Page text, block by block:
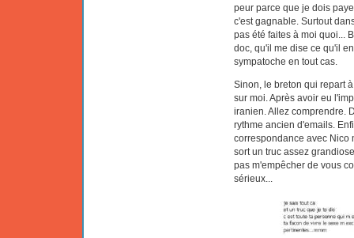
peur parce que je dois
c'est gagnable. Surtout
pas été faites à moi quoi...
doc, qu'il me dise ce qu'il
sympatoche en tout cas.
Sinon, le breton qui repart
sur moi. Après avoir eu
iranien. Allez comprendre.
rythme ancien d'emails.
correspondance avec Nico
sort un truc assez
pas m'empêcher de vous
sérieux...